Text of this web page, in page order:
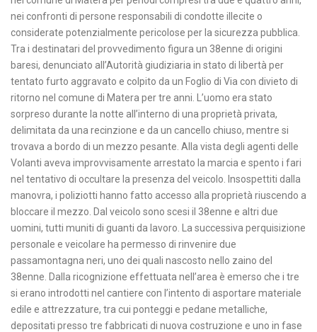
nei confronti di persone responsabili di condotte illecite o
considerate potenzialmente pericolose per la sicurezza pubblica.
Tra i destinatari del provvedimento figura un 38enne di origini
baresi, denunciato all’Autorità giudiziaria in stato di libertà per
tentato furto aggravato e colpito da un Foglio di Via con divieto di
ritorno nel comune di Matera per tre anni. L’uomo era stato
sorpreso durante la notte all’interno di una proprietà privata,
delimitata da una recinzione e da un cancello chiuso, mentre si
trovava a bordo di un mezzo pesante. Alla vista degli agenti delle
Volanti aveva improvvisamente arrestato la marcia e spento i fari
nel tentativo di occultare la presenza del veicolo. Insospettiti dalla
manovra, i poliziotti hanno fatto accesso alla proprietà riuscendo a
bloccare il mezzo. Dal veicolo sono scesi il 38enne e altri due
uomini, tutti muniti di guanti da lavoro. La successiva perquisizione
personale e veicolare ha permesso di rinvenire due
passamontagna neri, uno dei quali nascosto nello zaino del
38enne. Dalla ricognizione effettuata nell’area è emerso che i tre
si erano introdotti nel cantiere con l’intento di asportare materiale
edile e attrezzature, tra cui ponteggi e pedane metalliche,
depositati presso tre fabbricati di nuova costruzione e uno in fase